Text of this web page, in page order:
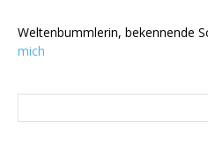
Weltenbummlerin, bekennende
mich